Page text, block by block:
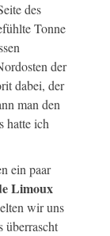
des
Tonne
der
dabei, der
man den
hatte ich
ein paar
Limoux
wir uns
überrascht